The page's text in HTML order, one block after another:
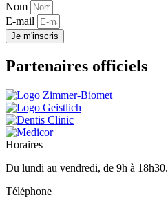
Nom
E-mail
Je m'inscris
Partenaires officiels
Horaires
Du lundi au vendredi, de 9h à 18h30.
Téléphone